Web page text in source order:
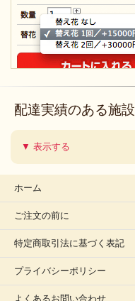
配達実績のある施設
▼ 表示する
ホーム
ご注文の前に
特定商取引法に基づく表記
プライバシーポリシー
よくあるお問い合わせ